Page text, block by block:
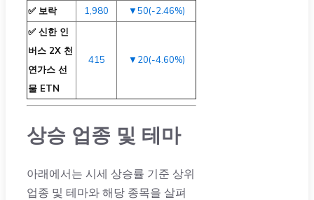
✅ 보락 1,980
▼50(-2.46%)
✅ 신한 인
버스 2X 천
연가스 선
물 ETN
415 ▼20(-4.60%)
상승 업종 및 테마
아래에서는 시세 상승률 기준 상위
업종 및 테마와 해당 종목을 살펴